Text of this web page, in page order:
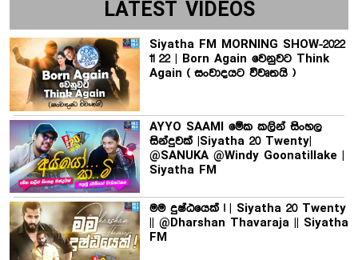
LATEST VIDEOS
Siyatha FM MORNING SHOW-2022
11 22 | Born Again වෙනුවට Think
Again ( සංවාදයට විවෘතයි )
AYYO SAAMI මේක කලින් සිංහල
සින්දුවක් |Siyatha 20 Twenty|
@SANUKA @Windy Goonatillake |
Siyatha FM
මම දුෂ්ඨයෙක් ! | Siyatha 20 Twenty
|| @Dharshan Thavaraja || Siyatha
FM